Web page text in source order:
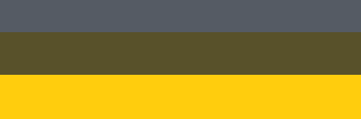
Besuchen Sie uns auf: